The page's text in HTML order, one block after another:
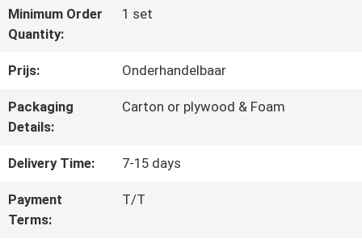
KWALITEITSCONTROLE
CONTACTEER
ONS
NIEUWS
BLOG
Minimum Order
Quantity:
1 set
Prijs: Onderhandelbaar
Packaging
Details:
Carton or plywood & Foam
Delivery Time: 7-15 days
Payment
Terms:
T/T